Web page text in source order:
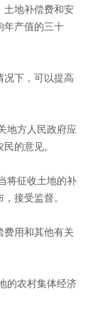
土地补偿费和安
年产值的三十
下，可以提高
方人民政府应
的意见。
征收土地的补
接受监督。
用和其他有关
农村集体经济